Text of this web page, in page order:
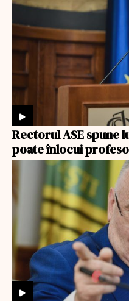
Rectorul ASE spune
poate înlocui